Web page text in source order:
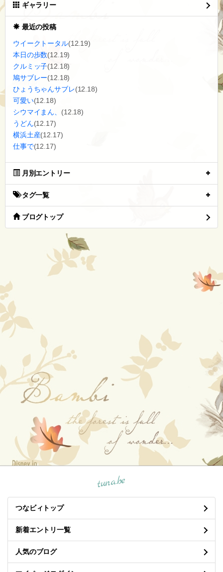
ギャラリー
最近の投稿
ウイークトータル(12.19)
本日の歩数(12.19)
クルミッ子(12.18)
鳩サブレー(12.18)
ひょうちゃんサブレ(12.18)
可愛い(12.18)
シウマイまん、 (12.18)
うどん(12.17)
横浜土産(12.17)
仕事で(12.17)
月別エントリー
タグ一覧
ブログトップ
tuna.be
つなビィトップ
新着エントリ一覧
人気のブログ